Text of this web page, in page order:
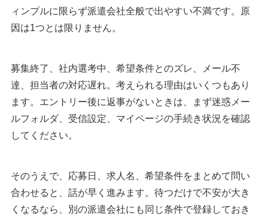
ィンプルに限らず派遣会社全般で出やすい不満です。原
因は1つとは限りません。
募集終了、社内選考中、希望条件とのズレ、メール不
達、担当者の対応遅れ。考えられる理由はいくつもあり
ます。エントリー後に返事がないときは、まず迷惑メー
ルフォルダ、受信設定、マイページの手続き状況を確認
してください。
そのうえで、応募日、求人名、希望条件をまとめて問い
合わせると、話が早く進みます。待つだけで不安が大き
くなるなら、別の派遣会社にも同じ条件で登録しておき